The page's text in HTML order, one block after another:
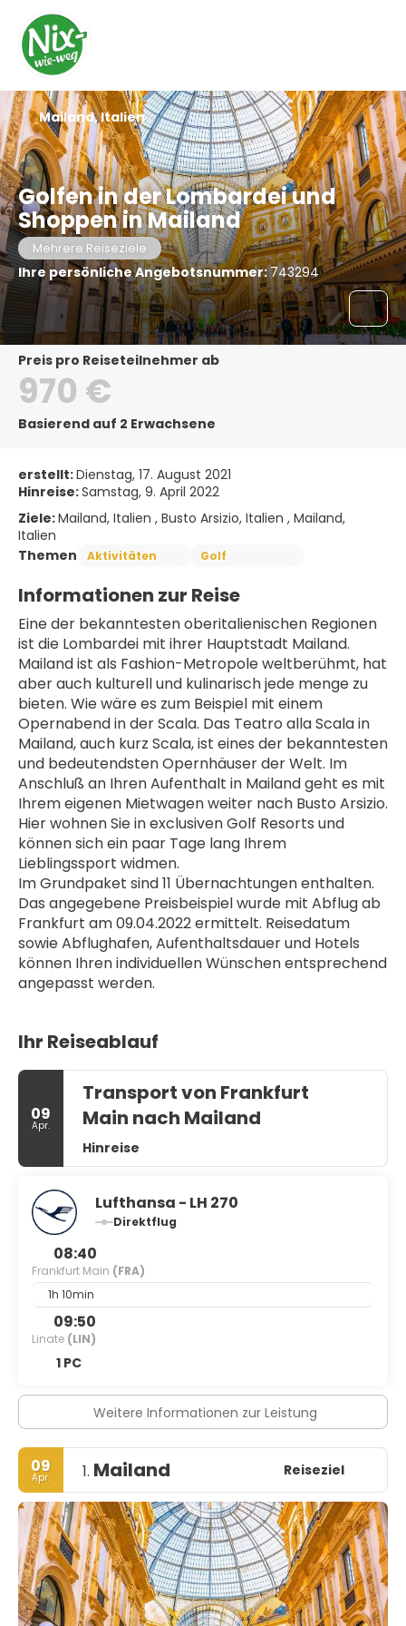
Golfen in der Lombardei und
Shoppen in Mailand
Mehrere Reiseziele
Ihre persönliche Angebotsnummer:743294
Mailand, Italien
Preis pro Reiseteilnehmer ab
970 €
Basierend auf 2 Erwachsene
erstellt:Dienstag, 17. August 2021
Hinreise:Samstag, 9. April 2022
Ziele:Mailand, Italien , Busto Arsizio, Italien , Mailand,
Italien
Themen
Aktivitäten Golf
Informationen zur Reise
Eine der bekanntesten oberitalienischen Regionen
ist die Lombardei mit ihrer Hauptstadt Mailand.
Mailand ist als Fashion-Metropole weltberühmt, hat
aber auch kulturell und kulinarisch jede menge zu
bieten. Wie wäre es zum Beispiel mit einem
Opernabend in der Scala. Das Teatro alla Scala in
Mailand, auch kurz Scala, ist eines der bekanntesten
und bedeutendsten Opernhäuser der Welt. Im
Anschluß an Ihren Aufenthalt in Mailand geht es mit
Ihrem eigenen Mietwagen weiter nach Busto Arsizio.
Hier wohnen Sie in exclusiven Golf Resorts und
können sich ein paar Tage lang Ihrem
Lieblingssport widmen.
Im Grundpaket sind 11 Übernachtungen enthalten.
Das angegebene Preisbeispiel wurde mit Abflug ab
Frankfurt am 09.04.2022 ermittelt. Reisedatum
sowie Abflughafen, Aufenthaltsdauer und Hotels
können Ihren individuellen Wünschen entsprechend
angepasst werden.
Ihr Reiseablauf
09
Apr.
Transport von Frankfurt
Main nach Mailand
Hinreise
Lufthansa - LH 270
Direktflug
08:40
Frankfurt Main (FRA)
1h 10min
09:50
Linate (LIN)
1 PC
Weitere Informationen zur Leistung
09
Apr. 1. Mailand Reiseziel